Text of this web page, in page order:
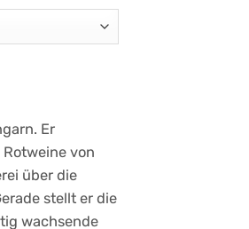
Er
von
über die
stellt er die
wachsende